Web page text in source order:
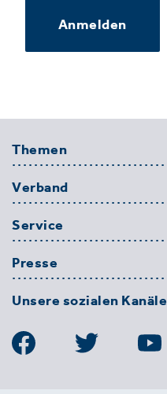
Anmelden
Themen
Verband
Service
Presse
Unsere sozialen Kanäle